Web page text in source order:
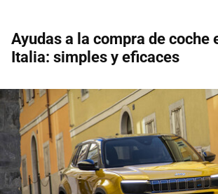
Ayudas a la compra de coche
Italia: simples y eficaces